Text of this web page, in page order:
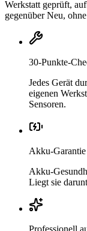
Werkstatt geprüft,
gegenüber Neu,
30-Punkte-
Jedes Gerät
eigenen
Sensoren.
Akku-Garantie
Akku-
Liegt sie
Professionell